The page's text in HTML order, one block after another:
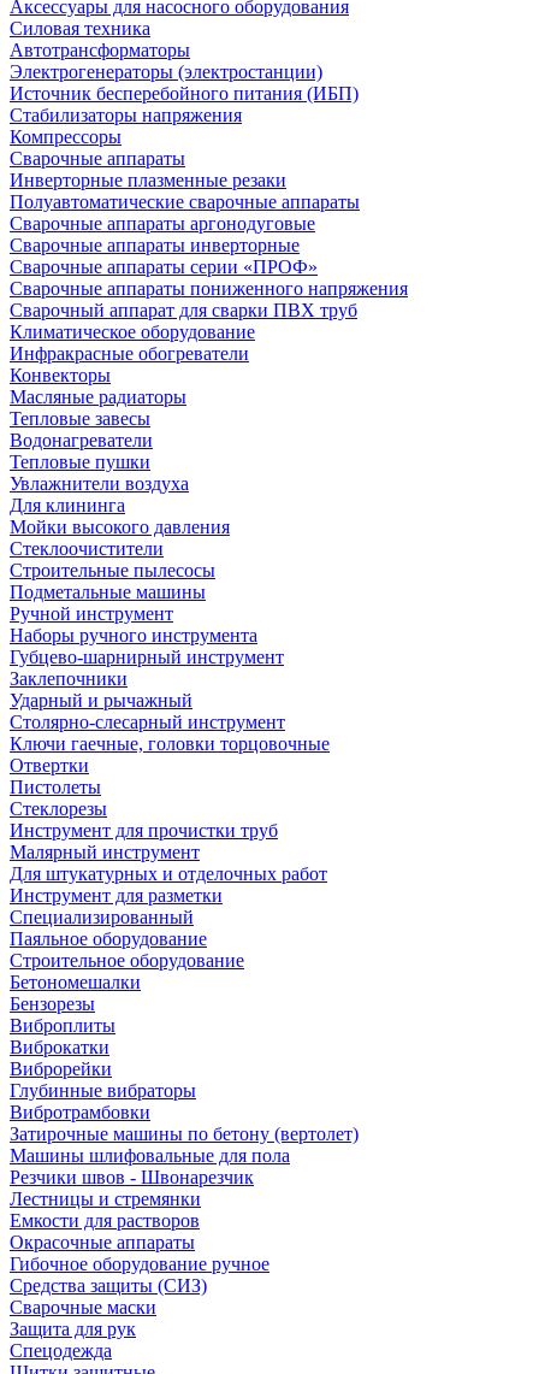
Аксессуары для насосного оборудования
Силовая техника
Автотрансформаторы
Электрогенераторы (электростанции)
Источник бесперебойного питания (ИБП)
Стабилизаторы напряжения
Компрессоры
Сварочные аппараты
Инверторные плазменные резаки
Полуавтоматические сварочные аппараты
Сварочные аппараты аргонодуговые
Сварочные аппараты инверторные
Сварочные аппараты серии «ПРОФ»
Сварочные аппараты пониженного напряжения
Сварочный аппарат для сварки ПВХ труб
Климатическое оборудование
Инфракрасные обогреватели
Конвекторы
Масляные радиаторы
Тепловые завесы
Водонагреватели
Тепловые пушки
Увлажнители воздуха
Для клининга
Мойки высокого давления
Стеклоочистители
Строительные пылесосы
Подметальные машины
Ручной инструмент
Наборы ручного инструмента
Губцево-шарнирный инструмент
Заклепочники
Ударный и рычажный
Столярно-слесарный инструмент
Ключи гаечные, головки торцовочные
Отвертки
Пистолеты
Стеклорезы
Инструмент для прочистки труб
Малярный инструмент
Для штукатурных и отделочных работ
Инструмент для разметки
Специализированный
Паяльное оборудование
Строительное оборудование
Бетономешалки
Бензорезы
Виброплиты
Виброкатки
Виброрейки
Глубинные вибраторы
Вибротрамбовки
Затирочные машины по бетону (вертолет)
Машины шлифовальные для пола
Резчики швов - Швонарезчик
Лестницы и стремянки
Емкости для растворов
Окрасочные аппараты
Гибочное оборудование ручное
Средства защиты (СИЗ)
Сварочные маски
Защита для рук
Спецодежда